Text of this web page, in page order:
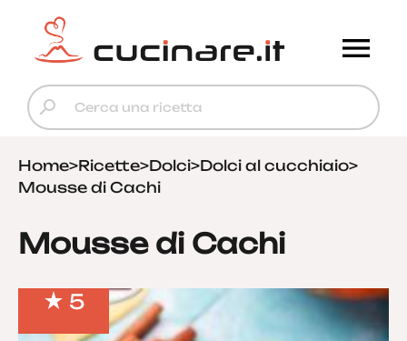
Home>Ricette>Dolci>Dolci al cucchiaio>
Mousse di Cachi
Mousse di Cachi
5